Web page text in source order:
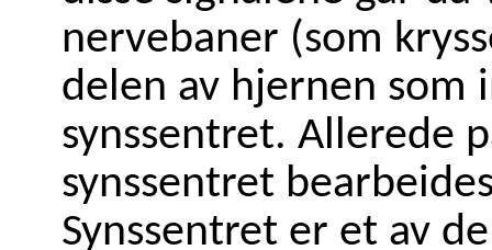
nervebaner (som
delen av hjernen som
synssentret. Allerede
synssentret
Synssentret er et av